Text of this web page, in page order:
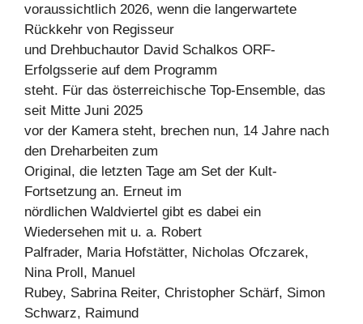
voraussichtlich 2026, wenn die langerwartete
Rückkehr von Regisseur
und Drehbuchautor David Schalkos ORF-
Erfolgsserie auf dem Programm
steht. Für das österreichische Top-Ensemble, das
seit Mitte Juni 2025
vor der Kamera steht, brechen nun, 14 Jahre nach
den Dreharbeiten zum
Original, die letzten Tage am Set der Kult-
Fortsetzung an. Erneut im
nördlichen Waldviertel gibt es dabei ein
Wiedersehen mit u. a. Robert
Palfrader, Maria Hofstätter, Nicholas Ofczarek,
Nina Proll, Manuel
Rubey, Sabrina Reiter, Christopher Schärf, Simon
Schwarz, Raimund